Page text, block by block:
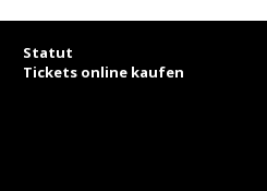
Statut
Tickets online kaufen